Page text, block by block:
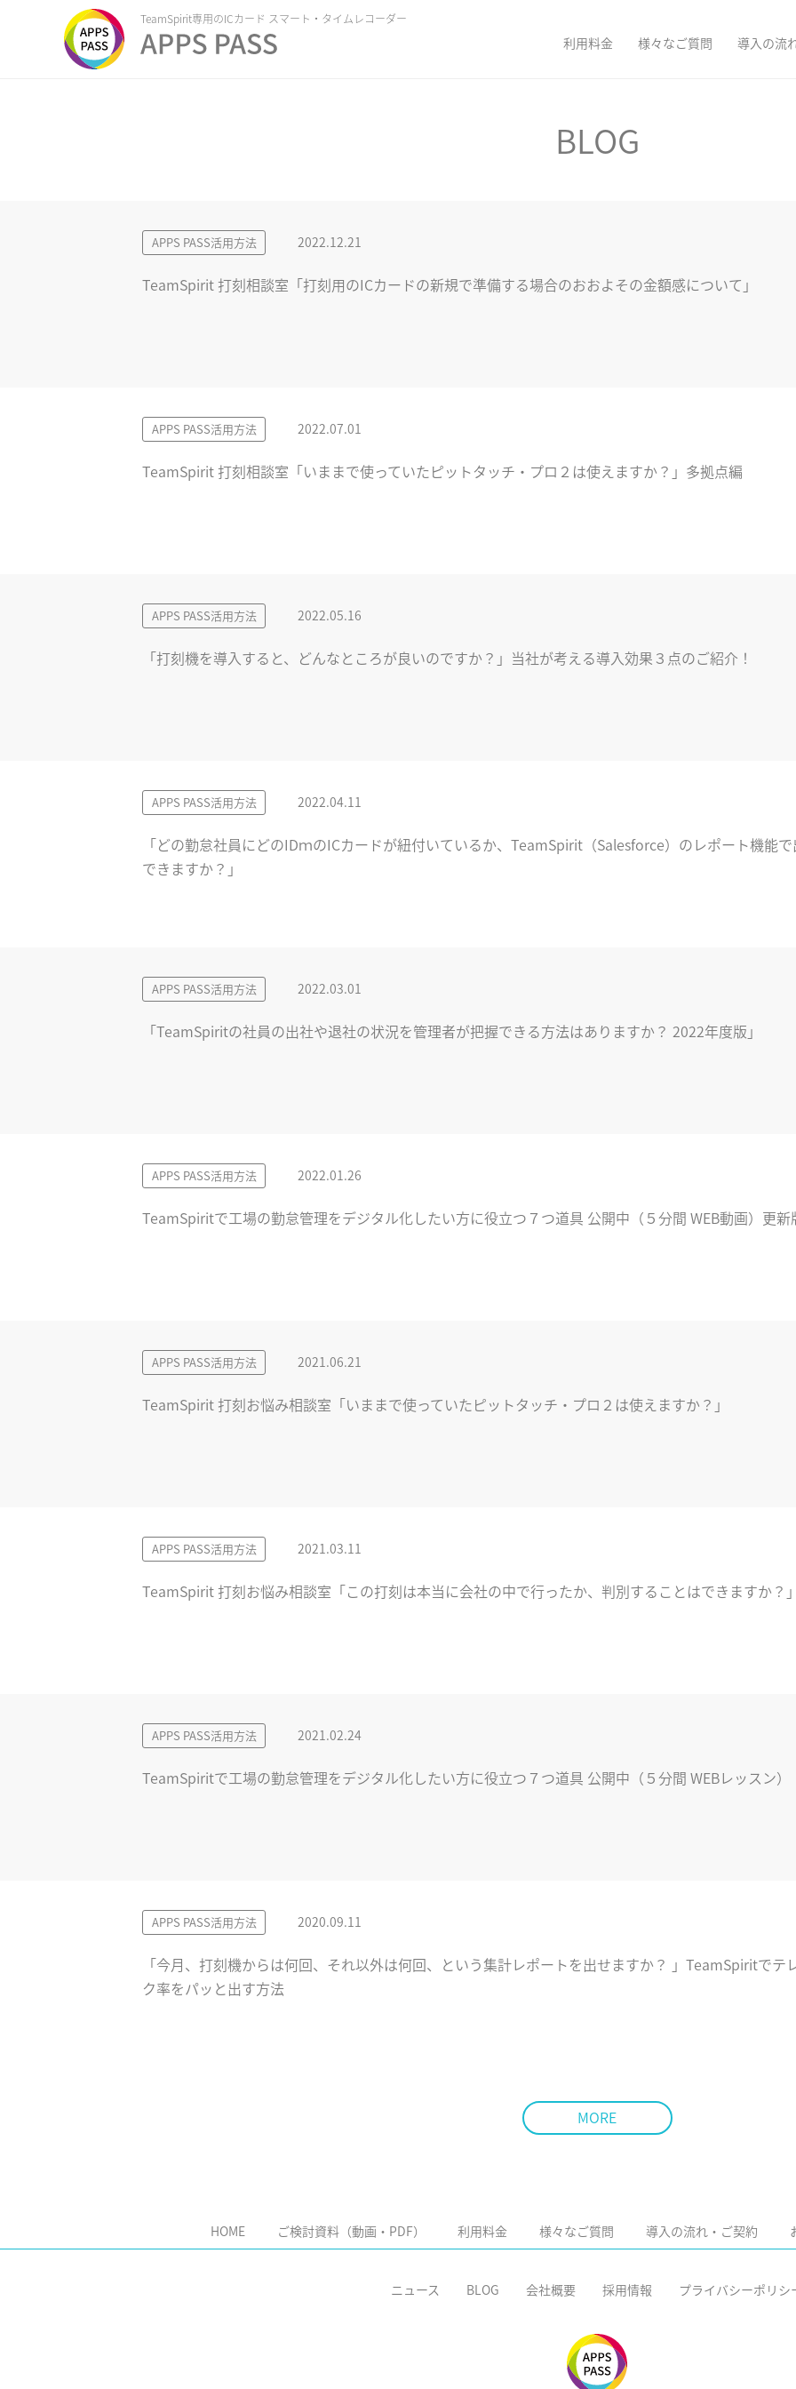
TeamSpirit専用のICカード スマート・タイムレコーダー
利用料金 様々なご質問 導入の流
BLOG
APPS PASS活用方法 2022.12.21
TeamSpirit 打刻相談室「打刻用のICカードの新規で準備する場合のおおよその金額感について」
APPS PASS活用方法 2022.07.01
TeamSpirit 打刻相談室「いままで使っていたピットタッチ・プロ２は使えますか？」多拠点編
APPS PASS活用方法 2022.05.16
「打刻機を導入すると、どんなところが良いのですか？」当社が考える導入効果３点のご紹介！
APPS PASS活用方法 2022.04.11
「どの勤怠社員にどのIDｍのICカードが紐付いているか、TeamSpirit（Salesforce）のレポート機能
できますか？」
APPS PASS活用方法 2022.03.01
「TeamSpiritの社員の出社や退社の状況を管理者が把握できる方法はありますか？ 2022年度版」
APPS PASS活用方法 2022.01.26
TeamSpiritで工場の勤怠管理をデジタル化したい方に役立つ７つ道具 公開中（５分間 WEB動画）更新
APPS PASS活用方法 2021.06.21
TeamSpirit 打刻お悩み相談室「いままで使っていたピットタッチ・プロ２は使えますか？」
APPS PASS活用方法 2021.03.11
TeamSpirit 打刻お悩み相談室「この打刻は本当に会社の中で行ったか、判別することはできますか？
APPS PASS活用方法 2021.02.24
TeamSpiritで工場の勤怠管理をデジタル化したい方に役立つ７つ道具 公開中（５分間 WEBレッスン）
APPS PASS活用方法 2020.09.11
「今月、打刻機からは何回、それ以外は何回、という集計レポートを出せますか？ 」TeamSpiritでテ
ク率をパッと出す方法
MORE
HOME ご検討資料（動画・PDF） 利用料金 様々なご質問 導入の流れ・ご契約
ニュース BLOG 会社概要 採用情報 プライバシーポリシ